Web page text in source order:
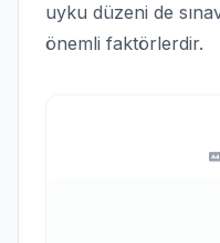
uyku düzeni de
önemli faktörlerdir.